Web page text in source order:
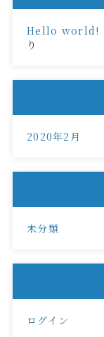
Hello world!
り
2020年2月
未分類
ログイン